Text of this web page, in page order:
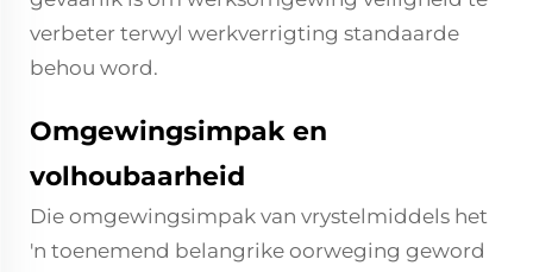
verbeter terwyl werkverrigting standaarde
behou word.
Omgewingsimpak en
volhoubaarheid
Die omgewingsimpak van vrystelmiddels het
'n toenemend belangrike oorweging geword